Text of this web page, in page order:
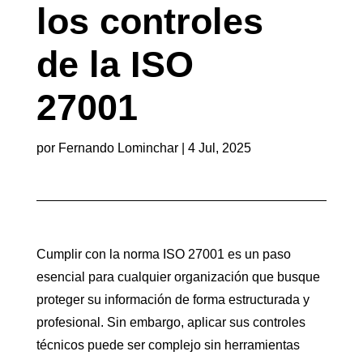
los controles
de la ISO
27001
por Fernando Lominchar| 4 Jul, 2025
Cumplir con la norma ISO 27001 es un paso
esencial para cualquier organización que busque
proteger su información de forma estructurada y
profesional. Sin embargo, aplicar sus controles
técnicos puede ser complejo sin herramientas